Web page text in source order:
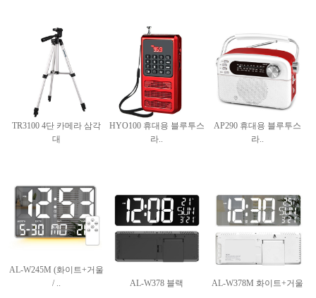
TR3100 4단 카메라 삼각
대
HYO100 휴대용 블루투스
라..
AP290 휴대용 블루투스
라..
AL-W245M (화이트+거울
/ ..
AL-W378 블랙 AL-W378M 화이트+거울